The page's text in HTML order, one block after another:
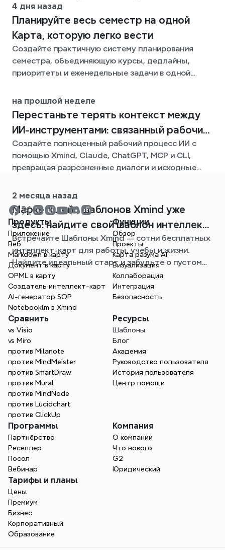
4 дня назад
Планируйте весь семестр на одной
Карта, которую легко вести
Создайте практичную систему планирования
семестра, объединяющую курсы, дедлайны,
приоритеты и еженедельные задачи в одной
на прошлой неделе
Перестаньте терять контекст между
ИИ-инструментами: связанный рабочий
процесс с Xmind
Создайте полноценный рабочий процесс ИИ с
помощью Xmind, Claude, ChatGPT, MCP и CLI,
превращая разрозненные диалоги и исходные
карты.
2 месяца назад
Mаpкетплейс шаблонов Xmind уже
здесь: найдите свой шаблон интеллект-
карты для любой ситуации
Встречайте Шаблоны Xmind — сотни бесплатных
интеллект-карт для работы, учебы и жизни.
Найдите идеальный старт и забудьте о пустом
листе.
Продукты
Приложение
Веб
Markdown в карту
Документ в карту
OPML в карту
Создатель интеллект-карт
AI-генератор SOP
Notebooklm в Xmind
Функции
Обзор
Проекты
Карта разума AI
Визуализация
Коллаборация
Интеграция
Безопасность
Сравнить
vs Visio
vs Miro
против Milanote
против MindMeister
против SmartDraw
против Mural
против MindNode
против Lucidchart
против ClickUp
Ресурсы
Шаблоны
Блог
Академия
Руководство пользователя
История пользователя
Центр помощи
Программы
Партнёрство
Реселлер
Посол
Вебинар
Компания
О компании
Что нового
G2
Юридический
Тарифы и планы
Цены
Премиум
Бизнес
Корпоративный
Образование